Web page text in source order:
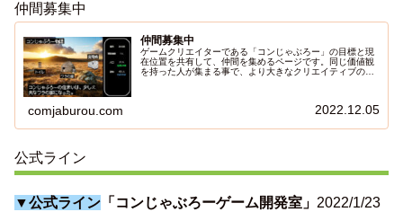
仲間募集中
仲間募集中
ゲームクリエイターである「コンじゃぶろー」の目標と現
在位置を共有して、仲間を集めるページです。同じ価値観
を持った人が集まる事で、より大きなクリエイティブの流
comjaburou.com 2022.12.05
公式ライン
▼公式ライン 「コンじゃぶろーゲーム開発室」 2022/1/23